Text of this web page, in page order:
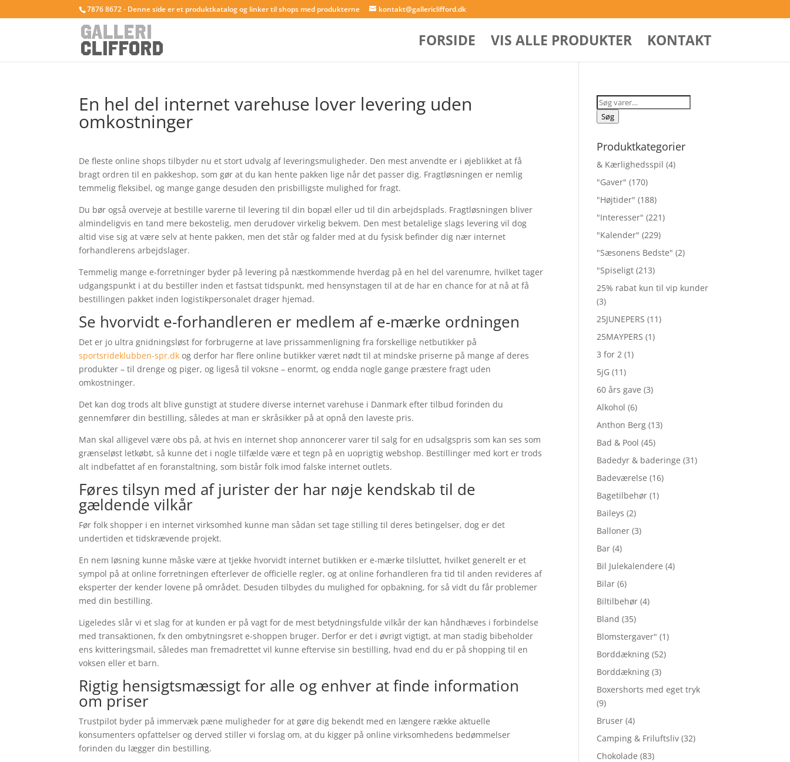
7876 8672 - Denne side er et produktkatalog og linker til shops med produkterne kontakt@gallericlifford.dk
FORSIDE VIS ALLE PRODUKTER KONTAKT
En hel del internet varehuse lover levering uden
omkostninger
De fleste online shops tilbyder nu et stort udvalg af leveringsmuligheder. Den mest anvendte er i øjeblikket at få
bragt ordren til en pakkeshop, som gør at du kan hente pakken lige når det passer dig. Fragtløsningen er nemlig
temmelig fleksibel, og mange gange desuden den prisbilligste mulighed for fragt.
Du bør også overveje at bestille varerne til levering til din bopæl eller ud til din arbejdsplads. Fragtløsningen bliver
almindeligvis en tand mere bekostelig, men derudover virkelig bekvem. Den mest betalelige slags levering vil dog
altid vise sig at være selv at hente pakken, men det står og falder med at du fysisk befinder dig nær internet
forhandlerens arbejdslager.
Temmelig mange e-forretninger byder på levering på næstkommende hverdag på en hel del varenumre, hvilket tager
udgangspunkt i at du bestiller inden et fastsat tidspunkt, med hensynstagen til at de har en chance for at nå at få
bestillingen pakket inden logistikpersonalet drager hjemad.
Se hvorvidt e-forhandleren er medlem af e-mærke ordningen
Det er jo ultra gnidningsløst for forbrugerne at lave prissammenligning fra forskellige netbutikker på
sportsrideklubben-spr.dk og derfor har flere online butikker været nødt til at mindske priserne på mange af deres
produkter – til drenge og piger, og ligeså til voksne – enormt, og endda nogle gange præstere fragt uden
omkostninger.
Det kan dog trods alt blive gunstigt at studere diverse internet varehuse i Danmark efter tilbud forinden du
gennemfører din bestilling, således at man er skråsikker på at opnå den laveste pris.
Man skal alligevel være obs på, at hvis en internet shop annoncerer varer til salg for en udsalgspris som kan ses som
grænseløst letkøbt, så kunne det i nogle tilfælde være et tegn på en uoprigtig webshop. Bestillinger med kort er trods
alt indbefattet af en foranstaltning, som bistår folk imod falske internet outlets.
Føres tilsyn med af jurister der har nøje kendskab til de
gældende vilkår
Før folk shopper i en internet virksomhed kunne man sådan set tage stilling til deres betingelser, dog er det
undertiden et tidskrævende projekt.
En nem løsning kunne måske være at tjekke hvorvidt internet butikken er e-mærke tilsluttet, hvilket generelt er et
sympol på at online forretningen efterlever de officielle regler, og at online forhandleren fra tid til anden revideres af
eksperter der kender lovene på området. Desuden tilbydes du mulighed for opbakning, for så vidt du får problemer
med din bestilling.
Ligeledes slår vi et slag for at kunden er på vagt for de mest betydningsfulde vilkår der kan håndhæves i forbindelse
med transaktionen, fx den ombytningsret e-shoppen bruger. Derfor er det i øvrigt vigtigt, at man stadig bibeholder
ens kvitteringsmail, således man fremadrettet vil kunne eftervise sin bestilling, hvad end du er på shopping til en
voksen eller et barn.
Rigtig hensigtsmæssigt for alle og enhver at finde information
om priser
Trustpilot byder på immervæk pæne muligheder for at gøre dig bekendt med en længere række aktuelle
konsumenters opfattelser og derved stiller vi forslag om, at du kigger på online virksomhedens bedømmelser
forinden du lægger din bestilling.
Søg
efter:
Søg
Produktkategorier
& Kærlighedsspil (4)
"Gaver" (170)
"Højtider" (188)
"Interesser" (221)
"Kalender" (229)
"Sæsonens Bedste" (2)
"Spiseligt (213)
25% rabat kun til vip kunder
(3)
25JUNEPERS (11)
25MAYPERS (1)
3 for 2 (1)
5jG (11)
60 års gave (3)
Alkohol (6)
Anthon Berg (13)
Bad & Pool (45)
Badedyr & baderinge (31)
Badeværelse (16)
Bagetilbehør (1)
Baileys (2)
Balloner (3)
Bar (4)
Bil Julekalendere (4)
Bilar (6)
Biltilbehør (4)
Bland (35)
Blomstergaver" (1)
Borddækning (52)
Borddækning (3)
Boxershorts med eget tryk
(9)
Bruser (4)
Camping & Friluftsliv (32)
Chokolade (83)